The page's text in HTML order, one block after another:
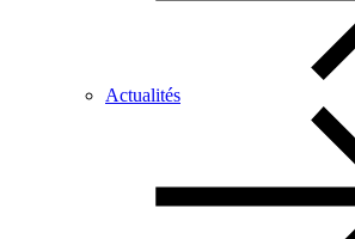
Actualités